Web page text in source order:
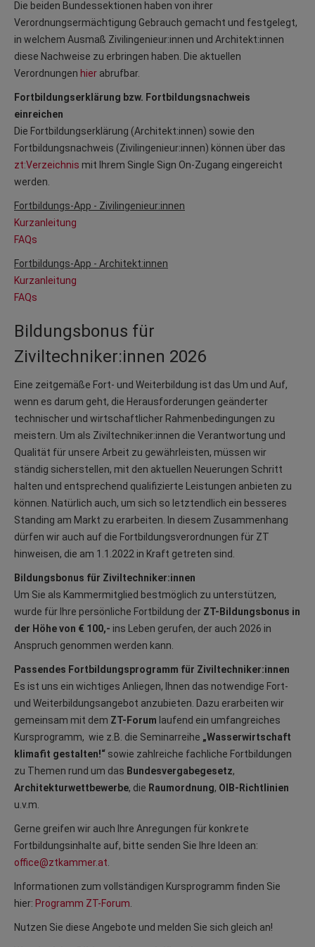
Die beiden Bundessektionen haben von ihrer
Verordnungsermächtigung Gebrauch gemacht und festgelegt,
in welchem Ausmaß Zivilingenieur:innen und Architekt:innen
diese Nachweise zu erbringen haben. Die aktuellen
Verordnungen hier abrufbar.
Fortbildungserklärung bzw. Fortbildungsnachweis
einreichen
Die Fortbildungserklärung (Architekt:innen) sowie den
Fortbildungsnachweis (Zivilingenieur:innen) können über das
zt:Verzeichnis mit Ihrem Single Sign On-Zugang eingereicht
werden.
Fortbildungs-App - Zivilingenieur:innen
Kurzanleitung
FAQs
Fortbildungs-App - Architekt:innen
Kurzanleitung
FAQs
Bildungsbonus für
Ziviltechniker:innen 2026
Eine zeitgemäße Fort- und Weiterbildung ist das Um und Auf,
wenn es darum geht, die Herausforderungen geänderter
technischer und wirtschaftlicher Rahmenbedingungen zu
meistern. Um als Ziviltechniker:innen die Verantwortung und
Qualität für unsere Arbeit zu gewährleisten, müssen wir
ständig sicherstellen, mit den aktuellen Neuerungen Schritt
halten und entsprechend qualifizierte Leistungen anbieten zu
können. Natürlich auch, um sich so letztendlich ein besseres
Standing am Markt zu erarbeiten. In diesem Zusammenhang
dürfen wir auch auf die Fortbildungsverordnungen für ZT
hinweisen, die am 1.1.2022 in Kraft getreten sind.
Bildungsbonus für Ziviltechniker:innen
Um Sie als Kammermitglied bestmöglich zu unterstützen,
wurde für Ihre persönliche Fortbildung der ZT-Bildungsbonus in
der Höhe von € 100,- ins Leben gerufen, der auch 2026 in
Anspruch genommen werden kann.
Passendes Fortbildungsprogramm für Ziviltechniker:innen
Es ist uns ein wichtiges Anliegen, Ihnen das notwendige Fort-
und Weiterbildungsangebot anzubieten. Dazu erarbeiten wir
gemeinsam mit dem ZT-Forum laufend ein umfangreiches
Kursprogramm, wie z.B. die Seminarreihe „Wasserwirtschaft
klimafit gestalten!“ sowie zahlreiche fachliche Fortbildungen
zu Themen rund um das Bundesvergabegesetz,
Architekturwettbewerbe, die Raumordnung, OIB-Richtlinien
u.v.m.
Gerne greifen wir auch Ihre Anregungen für konkrete
Fortbildungsinhalte auf, bitte senden Sie Ihre Ideen an:
office@ztkammer.at
Informationen zum vollständigen Kursprogramm finden Sie
hier: Programm ZT-Forum
Nutzen Sie diese Angebote und melden Sie sich gleich an!